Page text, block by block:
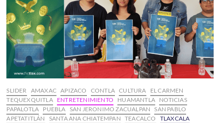
SLIDER AMAXAC APIZACO CONTLA CULTURA
EL CARMEN
TEQUEXQUITLA
ENTRETENIMIENTO HUAMANTLA NOTICIAS
PAPALOTLA PUEBLA SAN JERONIMO ZACUALPAN
SAN PABLO
APETATITLÁN
SANTA ANA CHIATEMPAN TEACALCO
TLAXCALA